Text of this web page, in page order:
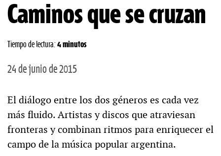
Caminos que se cruzan
Tiempo de lectura: 4 minutos
24 de junio de 2015
El diálogo entre los dos géneros es cada vez
más fluido. Artistas y discos que atraviesan
fronteras y combinan ritmos para enriquecer el
campo de la música popular argentina.